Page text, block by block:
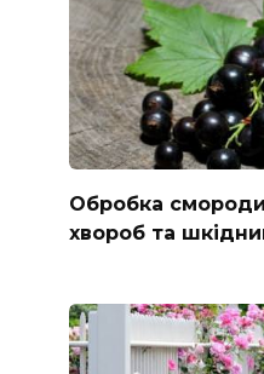
Обробка
хвороб та